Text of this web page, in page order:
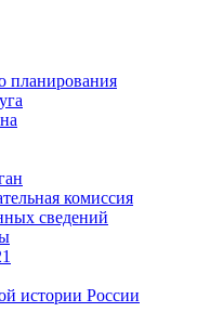
планирования
комиссия
сведений
истории России